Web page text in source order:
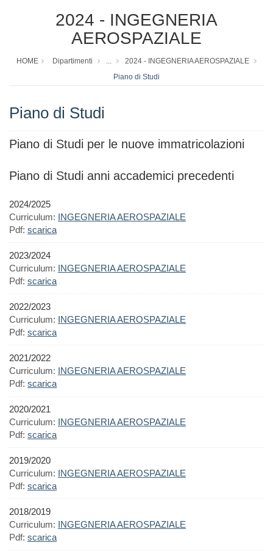
2024 - INGEGNERIA
AEROSPAZIALE
HOME Dipartimenti ...
2024 - INGEGNERIA AEROSPAZIALE
Piano di Studi
Piano di Studi
Piano di Studi per le nuove immatricolazioni
Piano di Studi anni accademici precedenti
2024/2025
Curriculum: INGEGNERIA AEROSPAZIALE
Pdf: scarica
2023/2024
Curriculum: INGEGNERIA AEROSPAZIALE
Pdf: scarica
2022/2023
Curriculum: INGEGNERIA AEROSPAZIALE
Pdf: scarica
2021/2022
Curriculum: INGEGNERIA AEROSPAZIALE
Pdf: scarica
2020/2021
Curriculum: INGEGNERIA AEROSPAZIALE
Pdf: scarica
2019/2020
Curriculum: INGEGNERIA AEROSPAZIALE
Pdf: scarica
2018/2019
Curriculum: INGEGNERIA AEROSPAZIALE
Pdf: scarica